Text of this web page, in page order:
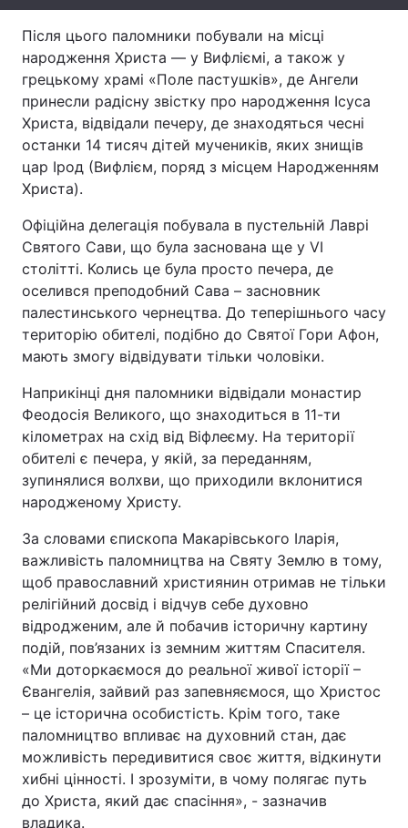
Лонгріди
Відео з Youtube Статті
Інтерв'ю Думки
Архів Вакансії
Контакти
Послуги
Тема оформлення
Після цього паломники побували на місці
народження Христа — у Вифліємі, а також у
грецькому храмі «Поле пастушків», де Ангели
принесли радісну звістку про народження Ісуса
Христа, відвідали печеру, де знаходяться чесні
останки 14 тисяч дітей мучеників, яких знищів
цар Ірод (Вифлієм, поряд з місцем Народженням
Христа).
Офіційна делегація побувала в пустельній Лаврі
Святого Сави, що була заснована ще у VI
столітті. Колись це була просто печера, де
оселився преподобний Сава – засновник
палестинського чернецтва. До теперішнього часу
територію обителі, подібно до Святої Гори Афон,
мають змогу відвідувати тільки чоловіки.
Наприкінці дня паломники відвідали монастир
Феодосія Великого, що знаходиться в 11-ти
кілометрах на схід від Віфлеєму. На території
обителі є печера, у якій, за переданням,
зупинялися волхви, що приходили вклонитися
народженому Христу.
За словами єпископа Макарівського Іларія,
важливість паломництва на Святу Землю в тому,
щоб православний християнин отримав не тільки
релігійний досвід і відчув себе духовно
відродженим, але й побачив історичну картину
подій, пов’язаних із земним життям Спасителя.
«Ми доторкаємося до реальної живої історії –
Євангелія, зайвий раз запевняємося, що Христос
– це історична особистість. Крім того, таке
паломництво впливає на духовний стан, дає
можливість передивитися своє життя, відкинути
хибні цінності. І зрозуміти, в чому полягає путь
до Христа, який дає спасіння», - зазначив
владика.